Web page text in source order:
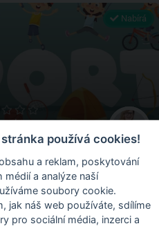
Nabírá
)
používá cookies!
a reklam, poskytování
médií a analýze naší
soubory cookie.
jak náš web používáte, sdílíme
pro sociální média, inzerci a